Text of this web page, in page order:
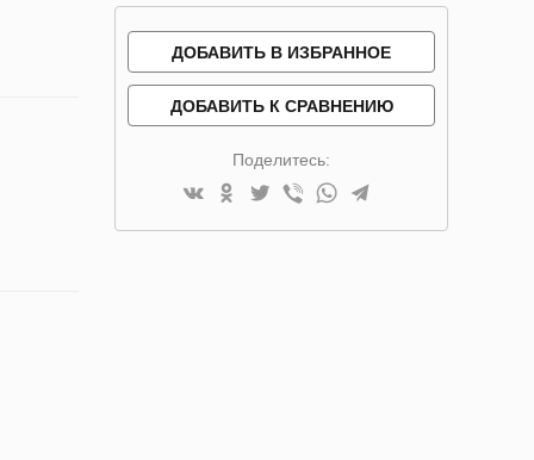
ДОБАВИТЬ В ИЗБРАННОЕ
ДОБАВИТЬ К СРАВНЕНИЮ
Поделитесь: